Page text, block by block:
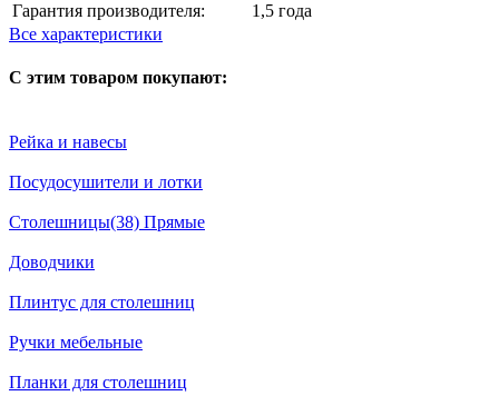
Гарантия производителя:
1,5 года
Все характеристики
С этим товаром покупают:
Рейка и навесы
Посудосушители и лотки
Столешницы(38) Прямые
Доводчики
Плинтус для столешниц
Ручки мебельные
Планки для столешниц